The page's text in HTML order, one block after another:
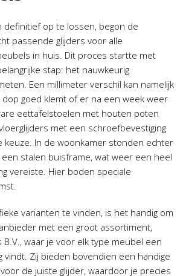
definitief op te lossen, begon de
passende glijders voor alle
in huis. Dit proces startte met
stap: het nauwkeurig
Een millimeter verschil kan namelijk
goed klemt of er na een week weer
eettafelstoelen met houten poten
met een schroefbevestiging
keuze. In de woonkamer stonden echter
stalen buisframe, wat weer een heel
vereiste. Hier boden speciale
varianten te vinden, is het handig om
met een groot assortiment,
B.V., waar je voor elk type meubel een
vindt. Zij bieden bovendien een handige
de juiste glijder, waardoor je precies